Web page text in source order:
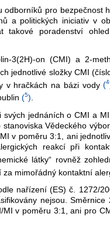
odborníků pro bezpečnost
a politických iniciativ v
takové poradenství
3(2H)-on (CMI) a 2-
jednotlivé složky CMI
v hračkách na bázi vody(4
(5)
svých jednáních o CMI a
Vědeckého
v poměru 3:1, ani
reakcí při
látky“ rovněž
mimořádný kontaktní
nařízení (ES) č. 1272/
nejsou.
v poměru 3:1, ani pro
+náhrady